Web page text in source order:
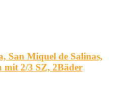
San Miquel de Salinas,
mit 2/3 SZ, 2Bäder